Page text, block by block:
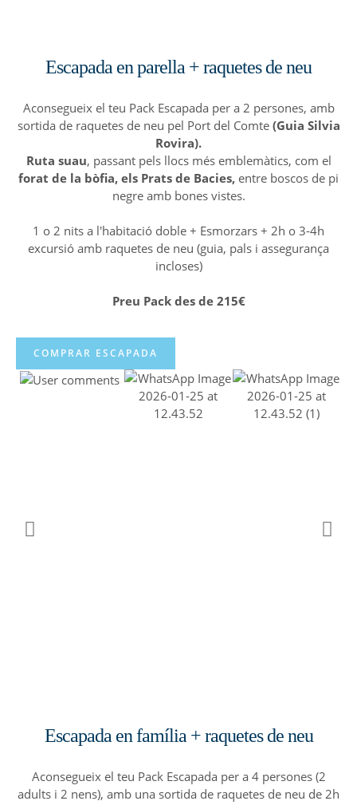
Escapada en parella + raquetes de neu
Aconsegueix el teu Pack Escapada per a 2 persones, amb
sortida de raquetes de neu pel Port del Comte (Guia Silvia
Rovira).
Ruta suau, passant pels llocs més emblemàtics, com el
forat de la bòfia, els Prats de Bacies, entre boscos de pi
negre amb bones vistes.
1 o 2 nits a l'habitació doble + Esmorzars + 2h o 3-4h
excursió amb raquetes de neu (guia, pals i assegurança
incloses)
Preu Pack des de 215€
COMPRAR ESCAPADA
Escapada en família + raquetes de neu
Aconsegueix el teu Pack Escapada per a 4 persones (2
adults i 2 nens), amb una sortida de raquetes de neu de 2h